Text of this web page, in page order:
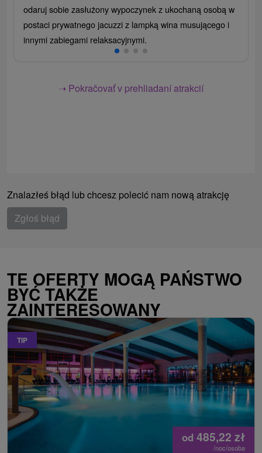
odaruj sobie zasłużony wypoczynek z ukochaną osobą w
postaci prywatnego jacuzzi z lampką wina musującego i
innymi zabiegami relaksacyjnymi.
➝ Pokračovať v prehliadaní atrakcií
Znalazłeś błąd lub chcesz polecić nam nową atrakcję
Zgłoś błąd
TE OFERTY MOGĄ PAŃSTWO
BYĆ TAKŻE
ZAINTERESOWANY
TIP
od 485,22 zł
/noc/osoba